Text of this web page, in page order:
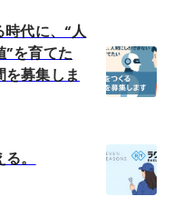
時代に、“人
”を育てた
を募集しま
。